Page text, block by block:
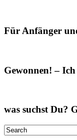
Für Anfänger
Gewonnen! –
was suchst Du?